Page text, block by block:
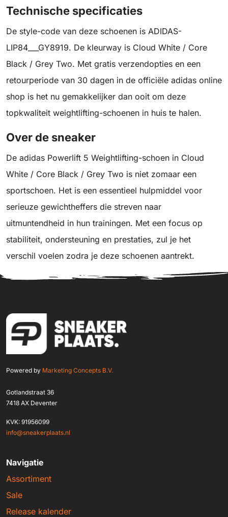
Technische specificaties
De style-code van deze schoenen is ADIDAS-
LIP84___GY8919. De kleurway is Cloud White / Core
Black / Grey Two. Met gratis verzendopties en een
retourperiode van 30 dagen in de officiële adidas online
shop is het nu gemakkelijker dan ooit om deze
topkwaliteit weightlifting-schoenen in huis te halen.
Over de sneaker
De adidas Powerlift 5 Weightlifting-schoen in Cloud
White / Core Black / Grey Two is niet zomaar een
sportschoen. Het is een essentieel hulpmiddel voor
serieuze gewichtheffers die streven naar
uitmuntendheid in hun trainingen. Met een focus op
stabiliteit, ondersteuning en prestaties, zul je het
verschil voelen zodra je deze schoenen aantrekt.
Powered by Marketing Concepts B.V.
Gotlandstraat 36
7418 AX Deventer
KVK: 91956099
info@sneakerplaats.nl
Navigatie
Assortiment
Sale
Release kalender